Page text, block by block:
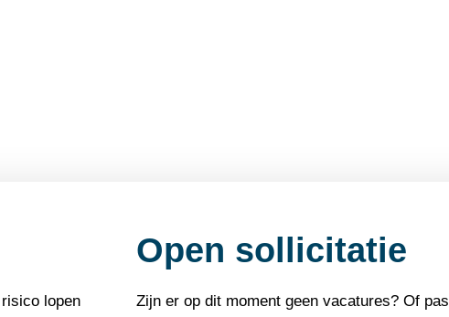
lopen
Open sollicitatie
Zijn er op dit moment geen vacatures? Of